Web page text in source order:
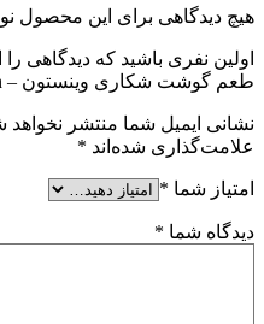
هیچ دیدگاهی برای این محصول
اولین نفری باشید که دیدگاهی
طعم گوشت شکاری وینستون – Winston”
نشانی ایمیل شما منتشر نخواهد
علامت‌گذاری شده‌اند *
امتیاز شما *
دیدگاه شما *